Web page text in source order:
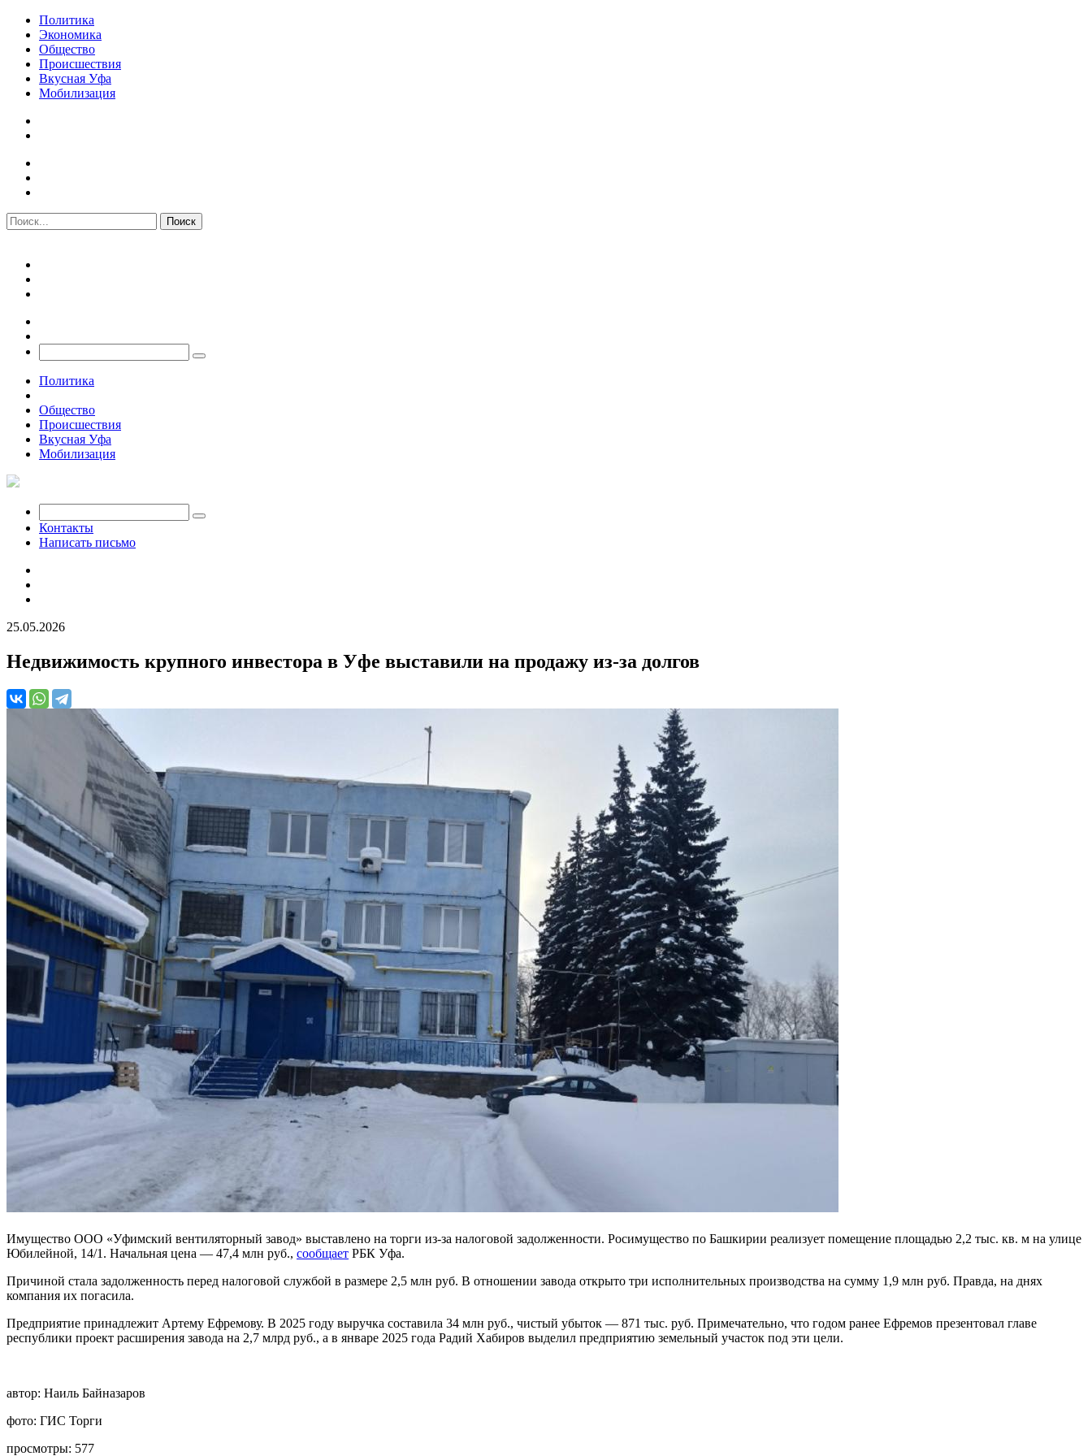
Политика
Экономика
Общество
Происшествия
Вкусная Уфа
Мобилизация
Политика
Общество
Происшествия
Вкусная Уфа
Мобилизация
Контакты
Написать письмо
25.05.2026
Недвижимость крупного инвестора в Уфе выставили на продажу из-за долгов
Имущество ООО «Уфимский вентиляторный завод» выставлено на торги из-за налоговой задолженности. Росимущество по Башкирии реализует помещение площадью 2,2 тыс. кв. м на улице
Юбилейной, 14/1. Начальная цена — 47,4 млн руб., сообщает РБК Уфа.
Причиной стала задолженность перед налоговой службой в размере 2,5 млн руб. В отношении завода открыто три исполнительных производства на сумму 1,9 млн руб. Правда, на днях
компания их погасила.
Предприятие принадлежит Артему Ефремову. В 2025 году выручка составила 34 млн руб., чистый убыток — 871 тыс. руб. Примечательно, что годом ранее Ефремов презентовал главе
республики проект расширения завода на 2,7 млрд руб., а в январе 2025 года Радий Хабиров выделил предприятию земельный участок под эти цели.
автор: Наиль Байназаров
фото: ГИС Торги
просмотры: 577